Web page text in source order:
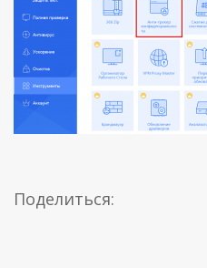
Поделиться: